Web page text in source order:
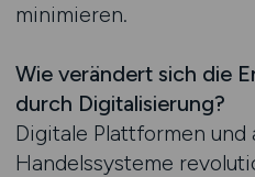
minimieren.
Wie verändert sich die
durch Digitalisierung?
Digitale Plattformen und
Handelssysteme